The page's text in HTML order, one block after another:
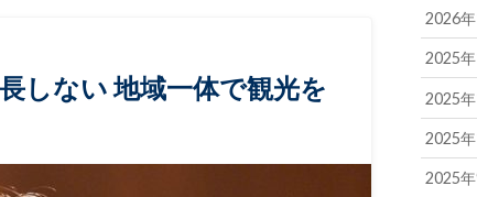
しない 地域一体で観光を
2026年
2025
2025
2025
2025年